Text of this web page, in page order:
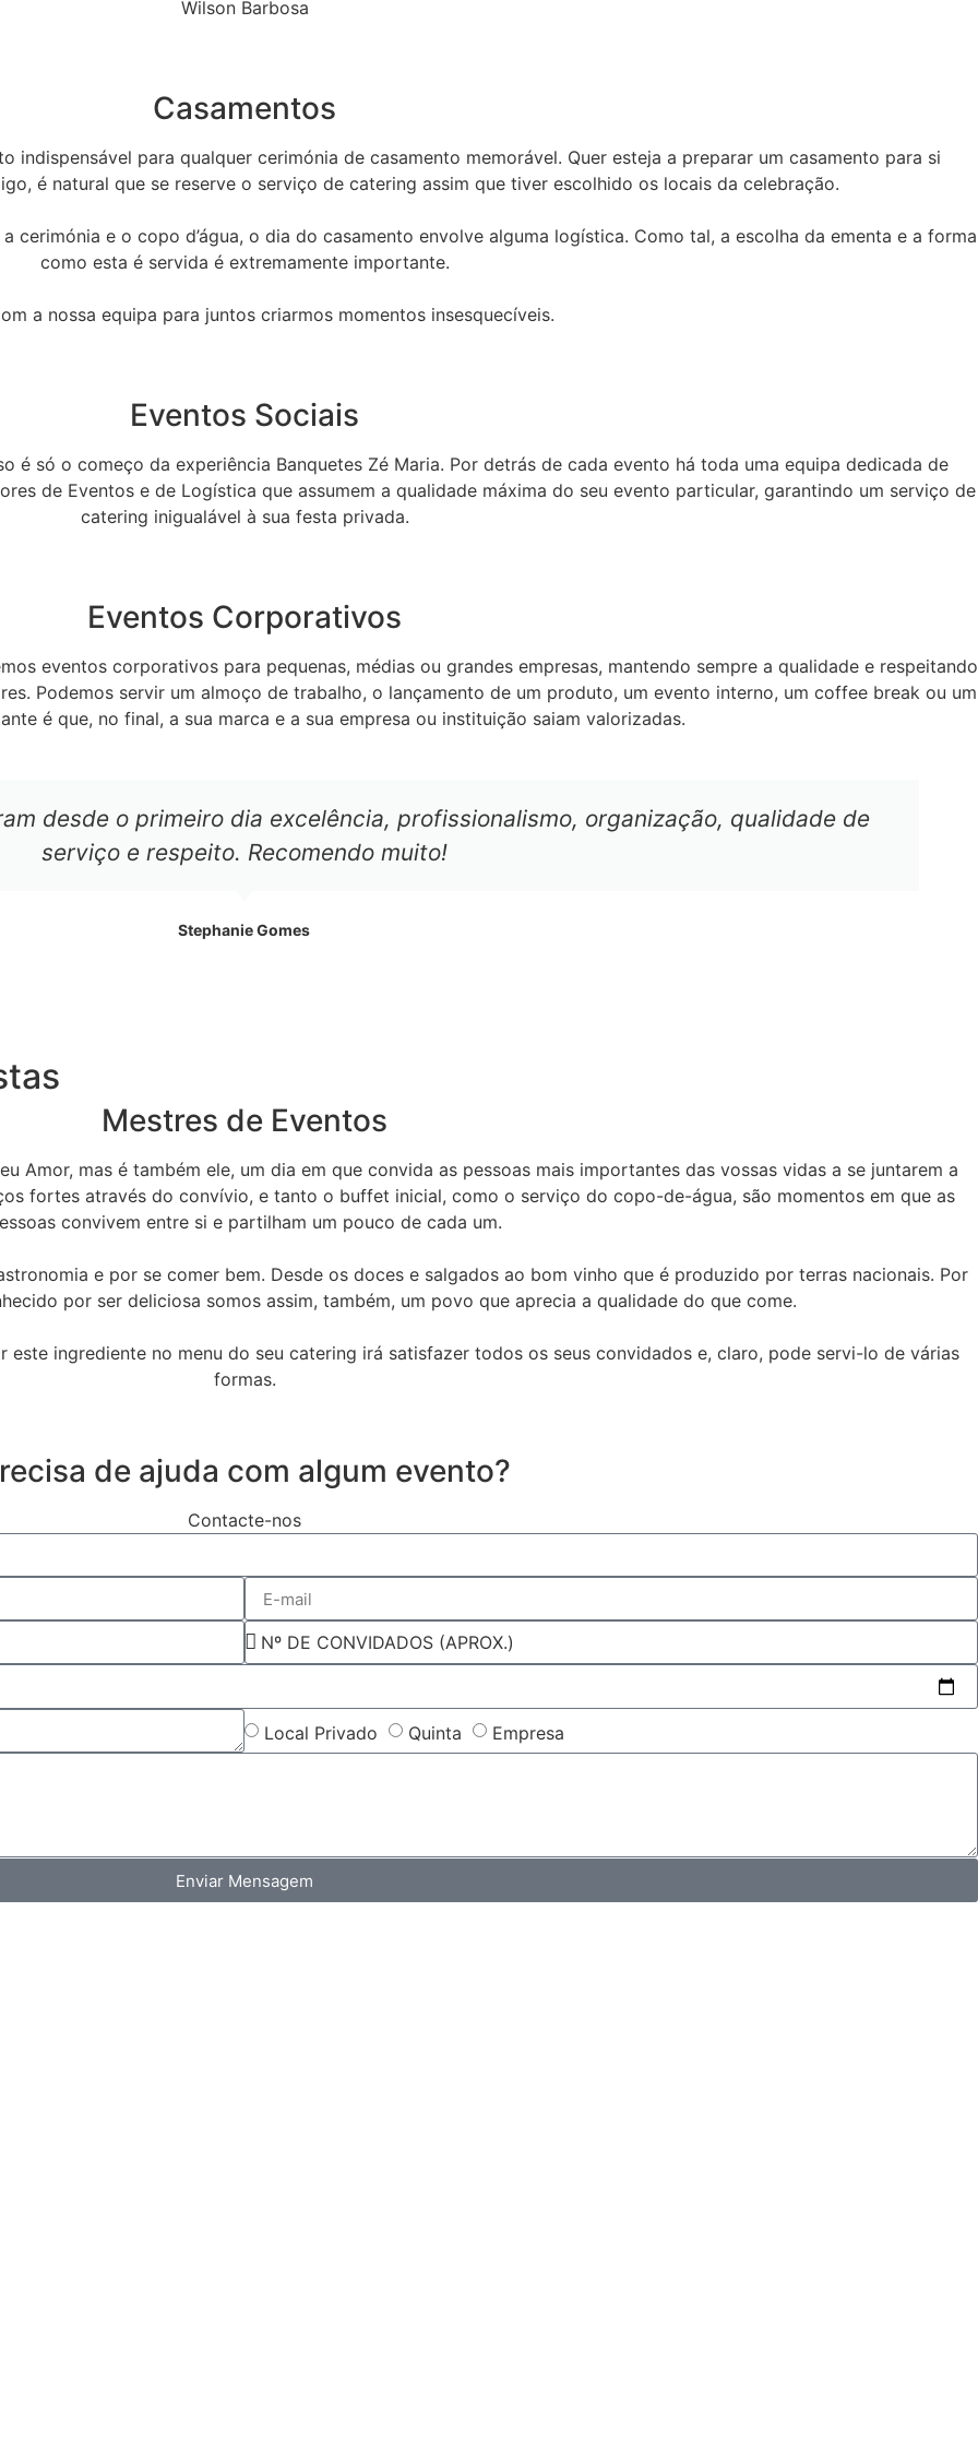
Wilson Barbosa
Casamentos
indispensável para qualquer cerimónia de casamento memorável. Quer esteja a preparar um casamento para si
é natural que se reserve o serviço de catering assim que tiver escolhido os locais da celebração.
cerimónia e o copo d’água, o dia do casamento envolve alguma logística. Como tal, a escolha da ementa e a forma
como esta é servida é extremamente importante.
a nossa equipa para juntos criarmos momentos insesquecíveis.
Eventos Sociais
é só o começo da experiência Banquetes Zé Maria. Por detrás de cada evento há toda uma equipa dedicada de
de Eventos e de Logística que assumem a qualidade máxima do seu evento particular, garantindo um serviço de
catering inigualável à sua festa privada.
Eventos Corporativos
eventos corporativos para pequenas, médias ou grandes empresas, mantendo sempre a qualidade e respeitando
Podemos servir um almoço de trabalho, o lançamento de um produto, um evento interno, um coffee break ou um
é que, no final, a sua marca e a sua empresa ou instituição saiam valorizadas.
desde o primeiro dia excelência, profissionalismo, organização, qualidade de
serviço e respeito. Recomendo muito!
Stephanie Gomes
Mestres de Eventos
Amor, mas é também ele, um dia em que convida as pessoas mais importantes das vossas vidas a se juntarem a
fortes através do convívio, e tanto o buffet inicial, como o serviço do copo-de-água, são momentos em que as
convivem entre si e partilham um pouco de cada um.
e por se comer bem. Desde os doces e salgados ao bom vinho que é produzido por terras nacionais. Por
por ser deliciosa somos assim, também, um povo que aprecia a qualidade do que come.
este ingrediente no menu do seu catering irá satisfazer todos os seus convidados e, claro, pode servi-lo de várias
formas.
de ajuda com algum evento?
Contacte-nos
Local Privado Quinta Empresa
Enviar Mensagem